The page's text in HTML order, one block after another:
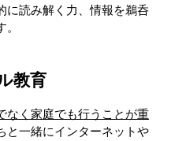
に読み解く力、情報を鵜呑
教育
なく家庭でも行うことが重
と一緒にインターネットや